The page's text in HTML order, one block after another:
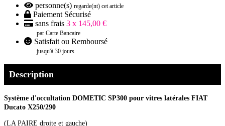
personne(s) regarde(nt) cet article
Paiement Sécurisé
sans frais 3 x 145,00 €
par Carte Bancaire
Satisfait ou Remboursé
jusqu'à 30 jours
Description
Système d'occultation DOMETIC SP300 pour vitres latérales FIAT
Ducato X250/290
(LA PAIRE droite et gauche)